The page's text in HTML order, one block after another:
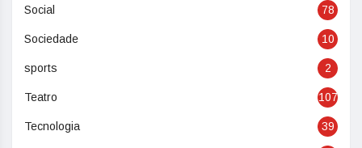
Social 78
Sociedade 10
sports 2
Teatro 107
Tecnologia 39